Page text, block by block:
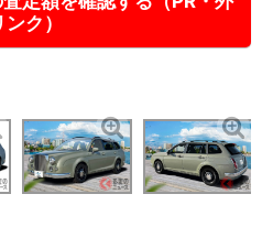
ク）